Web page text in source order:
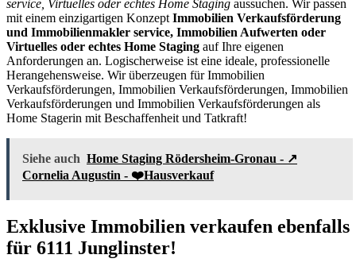
service, Virtuelles oder echtes Home Staging aussuchen. Wir passen
mit einem einzigartigen Konzept Immobilien Verkaufsförderung
und Immobilienmakler service, Immobilien Aufwerten oder
Virtuelles oder echtes Home Staging auf Ihre eigenen
Anforderungen an. Logischerweise ist eine ideale, professionelle
Herangehensweise. Wir überzeugen für Immobilien
Verkaufsförderungen, Immobilien Verkaufsförderungen, Immobilien
Verkaufsförderungen und Immobilien Verkaufsförderungen als
Home Stagerin mit Beschaffenheit und Tatkraft!
Siehe auch Home Staging Rödersheim-Gronau - ↗️
Cornelia Augustin - ❤️Hausverkauf
Exklusive Immobilien verkaufen ebenfalls
für 6111 Junglinster!